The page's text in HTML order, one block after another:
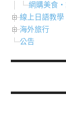
網購美食
線上日語教學
海外旅行
公告